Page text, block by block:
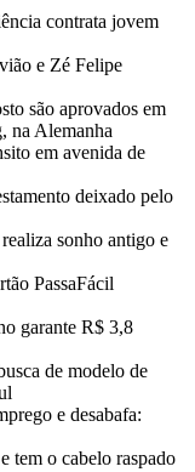
contrata jovem
e Zé Felipe
são aprovados em
na Alemanha
em avenida de
deixado pelo
sonho antigo e
PassaFácil
garante R$ 3,8
de modelo de
e desabafa:
tem o cabelo raspado